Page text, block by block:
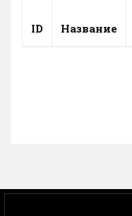
ID Название